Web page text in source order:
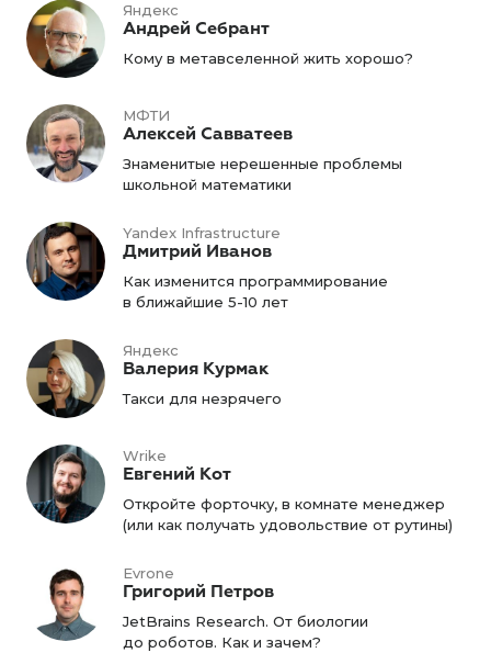
Яндекс
Андрей Себрант
Кому в метавселенной жить хорошо?
МФТИ
Алексей Савватеев
Знаменитые нерешенные проблемы
школьной математики
Yandex Infrastructure
Дмитрий Иванов
Как изменится программирование
в ближайшие 5-10 лет
Яндекс
Валерия Курмак
Такси для незрячего
Wrike
Евгений Кот
Откройте форточку, в комнате менеджер
(или как получать удовольствие от рутины)
Evrone
Григорий Петров
JetBrains Research. От биологии
до роботов. Как и зачем?